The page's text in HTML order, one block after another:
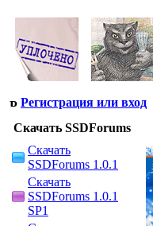
Регистрация или вход
Скачать SSDForums
Скачать
SSDForums 1.0.1
Скачать
SSDForums 1.0.1
SP1